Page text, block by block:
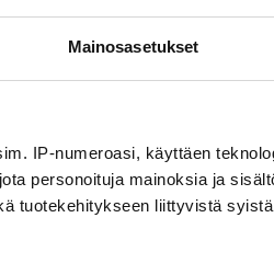
Mainosasetukset
IP-numeroasi, käyttäen
personoituja mainoksia ja
tuotekehitykseen liittyvistä